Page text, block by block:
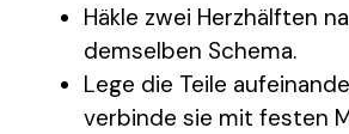
Häkle zwei Herzhälften
demselben Schema.
Lege die Teile
verbinde sie mit festen